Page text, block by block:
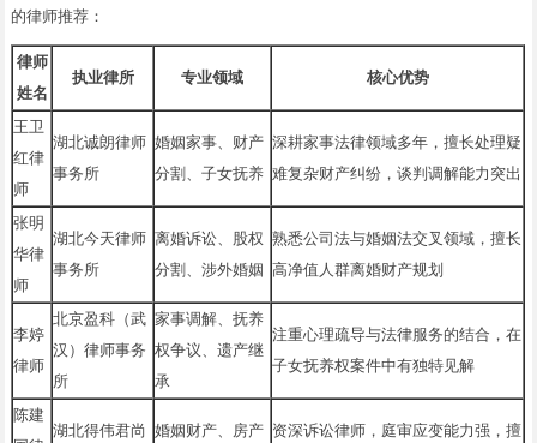
的律师推荐：
律师
姓名
执业律所 专业领域 核心优势
王卫
红律
师
湖北诚朗律师
事务所
婚姻家事、财产
分割、子女抚养
深耕家事法律领域多年，擅长处理疑
难复杂财产纠纷，谈判调解能力突出
张明
华律
师
湖北今天律师
事务所
离婚诉讼、股权
分割、涉外婚姻
熟悉公司法与婚姻法交叉领域，擅长
高净值人群离婚财产规划
李婷
律师
北京盈科（武
汉）律师事务
所
家事调解、抚养
权争议、遗产继
承
注重心理疏导与法律服务的结合，在
子女抚养权案件中有独特见解
陈建
湖北得伟君尚 婚姻财产、房产 资深诉讼律师，庭审应变能力强，擅